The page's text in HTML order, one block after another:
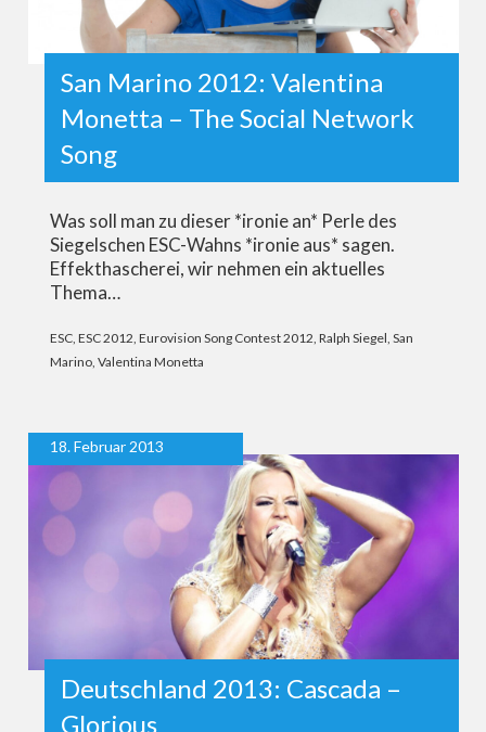
San Marino 2012: Valentina
Monetta – The Social Network
Song
Was soll man zu dieser *ironie an* Perle des
Siegelschen ESC-Wahns *ironie aus* sagen.
Effekthascherei, wir nehmen ein aktuelles
Thema…
ESC, ESC 2012, Eurovision Song Contest 2012, Ralph Siegel, San
Marino, Valentina Monetta
18. Februar 2013
Deutschland 2013: Cascada –
Glorious